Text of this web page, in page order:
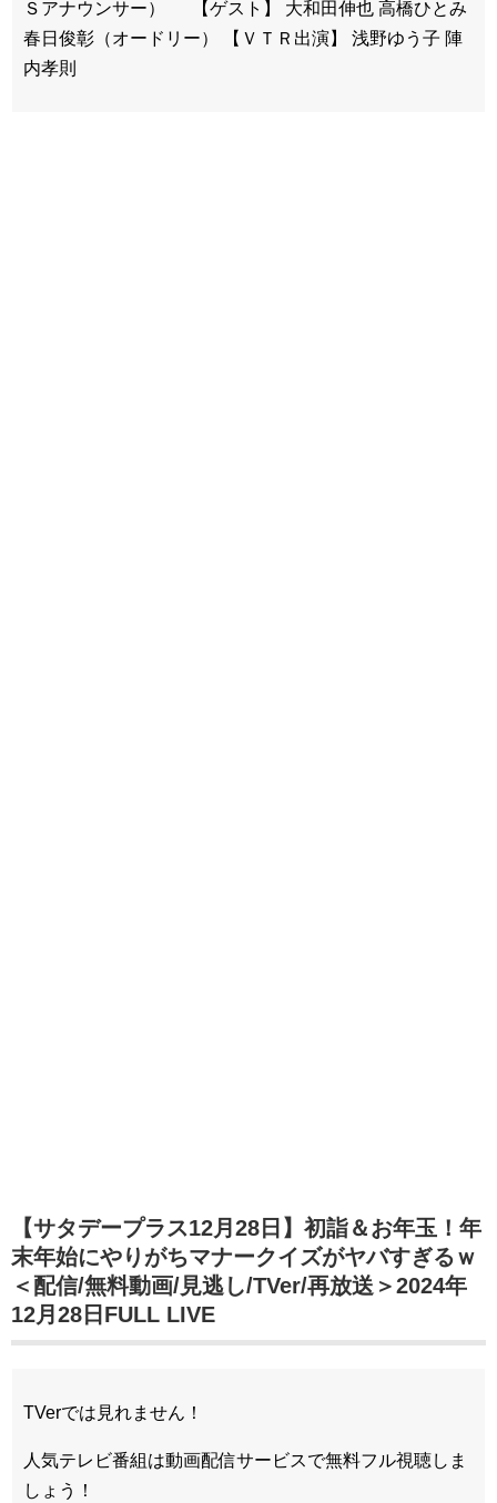
Ｓアナウンサー） 【ゲスト】 大和田伸也 高橋ひとみ
春日俊彰（オードリー） 【ＶＴＲ出演】 浅野ゆう子 陣
内孝則
【サタデープラス12月28日】初詣＆お年玉！年
末年始にやりがちマナークイズがヤバすぎるｗ
＜配信/無料動画/見逃し/TVer/再放送＞2024年
12月28日FULL LIVE
TVerでは見れません！
人気テレビ番組は動画配信サービスで無料フル視聴しま
しょう！